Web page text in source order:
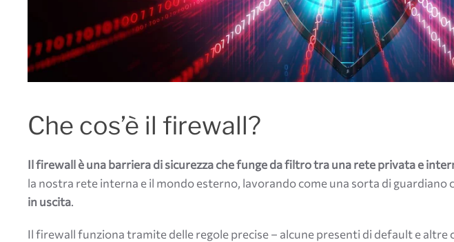
Che cos’è il firewall?
Il firewall è una barriera di sicurezza che funge da filtro tra una rete privata e
la nostra rete interna e il mondo esterno, lavorando come una sorta di guardiano
in uscita.
Il firewall funziona tramite delle regole precise – alcune presenti di default e